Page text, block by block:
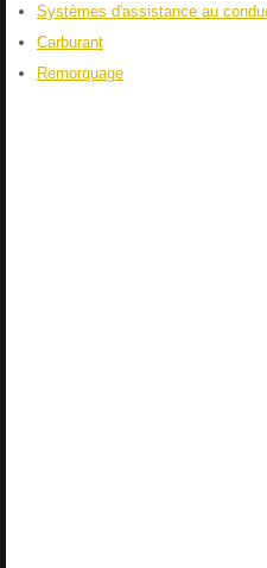
Systèmes d'assistance au
Carburant
Remorquage